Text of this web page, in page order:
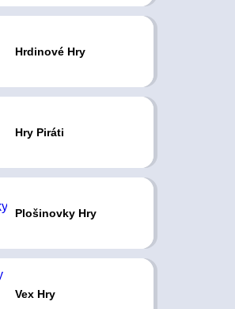
Hrdinové Hry
Hry Piráti
Plošinovky Hry
Vex Hry